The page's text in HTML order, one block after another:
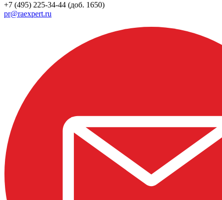
+7 (495) 225-34-44 (доб. 1650)
pr@raexpert.ru